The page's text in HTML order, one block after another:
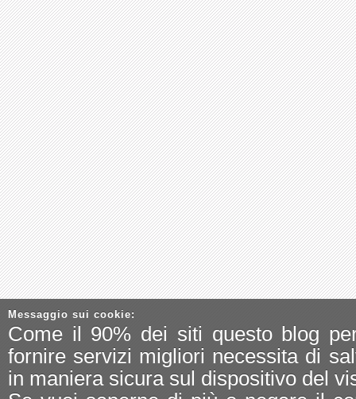
Messaggio sui cookie:
Come il 90% dei siti questo blog
fornire servizi migliori necessita di
in maniera sicura sul dispositivo del